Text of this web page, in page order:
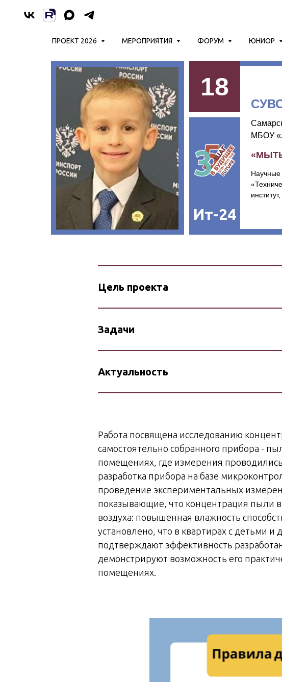
ПРОЕКТ 2026 МЕРОПРИЯТИЯ ФОРУМ ЮНИОР
18
МБОУ
Научные
Ит-24
Цель проекта
Задачи
Актуальность
Работа посвящена исследованию
самостоятельно собранного прибора -
помещениях, где измерения
разработка прибора на базе
проведение экспериментальных
показывающие, что концентрация пыли
воздуха: повышенная влажность
установлено, что в квартирах с
подтверждают эффективность
демонстрируют возможность его
помещениях.